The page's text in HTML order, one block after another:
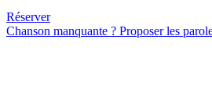
Réserver
Chanson manquante ? Proposer les